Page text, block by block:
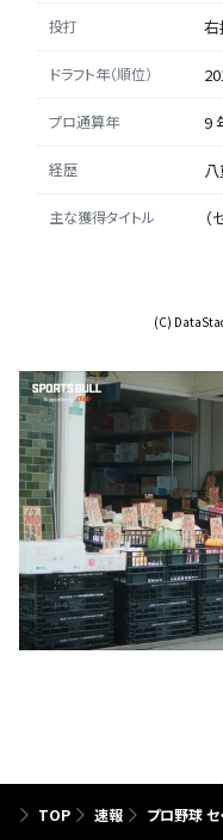
投打 右
ドラフト年（順位）
プロ通算年 9
経歴
主な獲得タイトル （
(C)
TOP 速報 プロ野球 セ